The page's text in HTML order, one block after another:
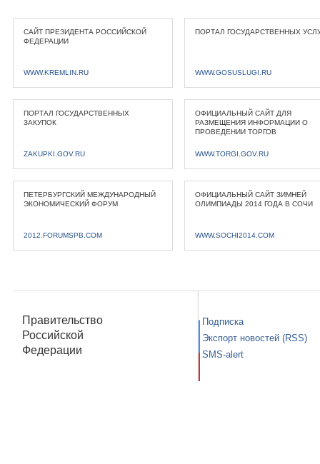
САЙТ ПРЕЗИДЕНТА РОССИЙСКОЙ
ФЕДЕРАЦИИ
WWW.KREMLIN.RU
ПОРТАЛ ГОСУДАРСТВЕННЫХ
WWW.GOSUSLUGI.RU
ПОРТАЛ ГОСУДАРСТВЕННЫХ
ЗАКУПОК
ZAKUPKI.GOV.RU
ОФИЦИАЛЬНЫЙ САЙТ ДЛЯ
РАЗМЕЩЕНИЯ ИНФОРМАЦИИ О
ПРОВЕДЕНИИ ТОРГОВ
WWW.TORGI.GOV.RU
ПЕТЕРБУРГСКИЙ МЕЖДУНАРОДНЫЙ
ЭКОНОМИЧЕСКИЙ ФОРУМ
2012.FORUMSPB.COM
ОФИЦИАЛЬНЫЙ САЙТ ЗИМНЕЙ
ОЛИМПИАДЫ 2014 ГОДА В СОЧИ
WWW.SOCHI2014.COM
Правительство
Российской
Федерации
Подписка
Экспорт новостей (RSS)
SMS-alert